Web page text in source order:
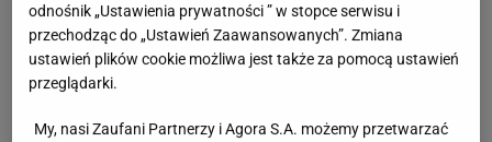
Zobacz wideo "Poczułem się jak bokser zawodowy,
stres był". Suzuki Boxing Promotion kształtuje
polskich pięściarzy
odnośnik „Ustawienia prywatności ” w stopce serwisu i
przechodząc do „Ustawień Zaawansowanych”. Zmiana
ustawień plików cookie możliwa jest także za pomocą ustawień
przeglądarki.
My, nasi Zaufani Partnerzy i Agora S.A. możemy przetwarzać